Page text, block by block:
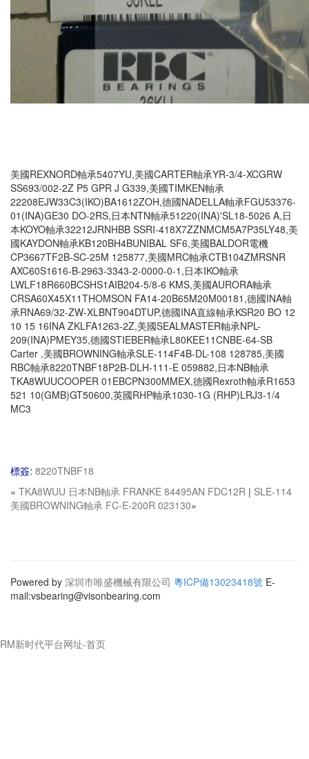
美國REXNORD軸承5407YU,美國CARTER軸承YR-3/4-XCGRW
SS693/002-2Z P5 GPR J G339,美國TIMKEN軸承
22208EJW33C3(IKO)BA1612ZOH,德國NADELLA軸承FGU53376-
01(INA)GE30 DO-2RS,日本NTN軸承51220(INA)'SL18-5026 A,日
本KOYO軸承32212JRNHBB SSRI-418X7ZZNMCM5A7P35LY48,美
國KAYDON軸承KB120BH4BUNIBAL SF6,美國BALDOR電機
CP3667TF2B-SC-25M 125877,美國MRC軸承CTB104ZMRSNR
AXC60S1616-B-2963-3343-2-0000-0-1,日本IKO軸承
LWLF18R660BCSHS1AIB204-5/8-6 KMS,美國AURORA軸承
CRSA60X45X11THOMSON FA14-20B65M20M00181,德國INA軸
承RNA69/32-ZW-XLBNT904DTUP,德國INA直線軸承KSR20 BO 12
10 15 16INA ZKLFA1263-2Z,美國SEALMASTER軸承NPL-
209(INA)PMEY35,德國STIEBER軸承L80KEE11CNBE-64-SB
Carter ,美國BROWNING軸承SLE-114F4B-DL-108 128785,美國
RBC軸承8220TNBF18P2B-DLH-111-E 059882,日本NB軸承
TKA8WUUCOOPER 01EBCPN300MMEX,德國Rexroth軸承R1653
521 10(GMB)GT50600,英國RHP軸承1030-1G (RHP)LRJ3-1/4
MC3
標簽: 8220TNBF18
« TKA8WUU 日本NB軸承 FRANKE 84495AN FDC12R | SLE-114
美國BROWNING軸承 FC-E-200R 023130»
Powered by 深圳市唯盛機械有限公司 粵ICP備13023418號 E-
mail:vsbearing@visonbearing.com
RM新时代平台网址-首页